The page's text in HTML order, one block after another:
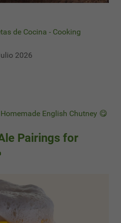
de Cocina - Cooking
2026
English Chutney 😋
Pairings for